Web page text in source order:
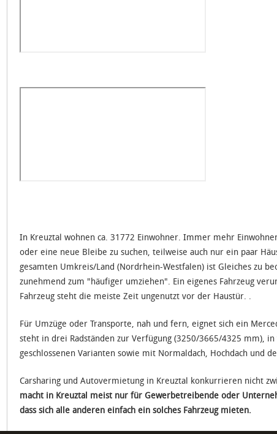
In Kreuztal wohnen ca. 31772 Einwohner. Immer mehr
oder eine neue Bleibe zu suchen, teilweise auch nur ein paar
gesamten Umkreis/Land (Nordrhein-Westfalen) ist Gleiches zu
zunehmend zum "häufiger umziehen". Ein eigenes Fahrzeug
Fahrzeug steht die meiste Zeit ungenutzt vor der Haustür. .
Für Umzüge oder Transporte, nah und fern, eignet sich ein
steht in drei Radständen zur Verfügung (3250/3665/4325 mm),
geschlossenen Varianten sowie mit Normaldach, Hochdach und
Carsharing und Autovermietung in Kreuztal konkurrieren nicht
macht in Kreuztal meist nur für Gewerbetreibende oder
dass sich alle anderen einfach ein solches Fahrzeug mieten.